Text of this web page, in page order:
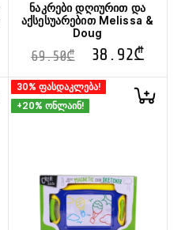
ნაკრები დღიურით და
აქსესუარებით Melissa &
Doug
69.50₾ 38.92₾
30% ფასდაკლება!
+20% ონლაინ!